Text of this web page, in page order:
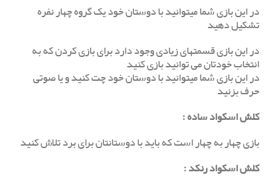
در این بازی شما میتوانید با دوستان خود یک گروه چهار نفره
تشکیل دهید
در این بازی قسمتهای زیادی وجود دارد برای بازی کردن که به
انتخاب خودتان می توانید بازی کنید
در این بازی شما میتوانید با دوستان خود چت کنید و یا صوتی
حرف بزنید
کلش اسکواد ساده:
بازی چهار به چهار است که باید با دوستانتان برای برد تلاش کنید
کلش اسکواد رنکد: